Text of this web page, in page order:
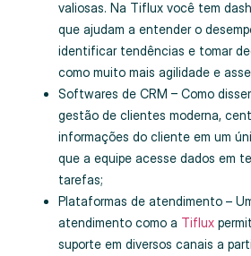
valiosas. Na Tiflux você tem
que ajudam a entender o
identificar tendências e tomar
como muito mais agilidade e
Softwares de CRM – Como
gestão de clientes moderna,
informações do cliente em um
que a equipe acesse dados em
tarefas;
Plataformas de atendimento –
atendimento como a Tiflux
suporte em diversos canais a